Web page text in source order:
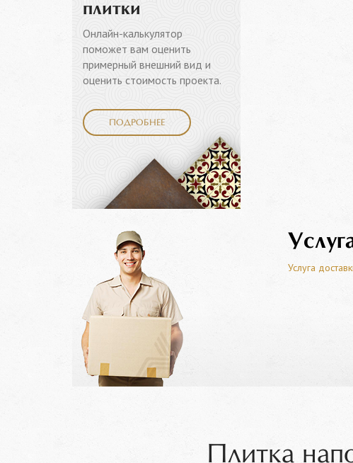
плитки
Онлайн-калькулятор
поможет вам оценить
примерный внешний вид и
оценить стоимость проекта.
ПОДРОБНЕЕ
Услуга
Плитка